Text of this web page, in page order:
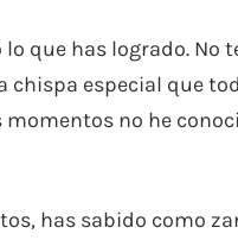
que has logrado. No
chispa especial que
momentos no he
has sabido como